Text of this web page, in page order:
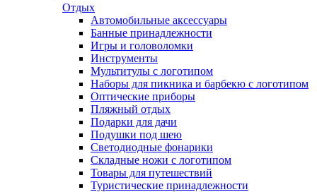
Отдых
Автомобильные аксессуары
Банные принадлежности
Игры и головоломки
Инструменты
Мультитулы с логотипом
Наборы для пикника и барбекю с логотипом
Оптические приборы
Пляжный отдых
Подарки для дачи
Подушки под шею
Светодиодные фонарики
Складные ножи с логотипом
Товары для путешествий
Туристические принадлежности